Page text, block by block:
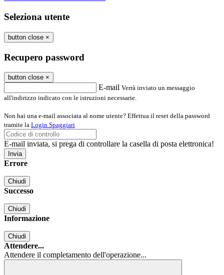
Seleziona utente
button close ×
Recupero password
button close ×
E-mail Verrà inviato un messaggio
all'indirizzo indicato con le istruzioni necessarie.
Non hai una e-mail associata al nome utente? Effettua il reset della password
tramite la Login Spaggiari
E-mail inviata, si prega di controllare la casella di posta elettronica!
Errore
Chiudi
Successo
Chiudi
Informazione
Chiudi
Attendere...
Attendere il completamento dell'operazione...